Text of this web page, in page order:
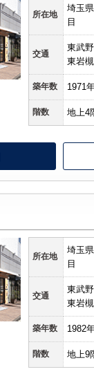
所在地
埼玉
目
交通
東武
東岩
築年数 1971
階数 地上4
所在地
埼玉
目
交通
東武
東岩
築年数 1982
階数 地上9